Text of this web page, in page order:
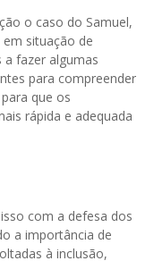
o caso do Samuel,
situação de
a fazer algumas
para compreender
que os
rápida e adequada
com a defesa dos
a importância de
à inclusão,